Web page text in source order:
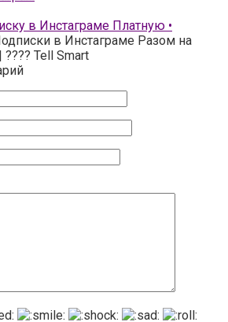
в Инстаграме Платную •
в Инстаграме Разом на
Tell Smart